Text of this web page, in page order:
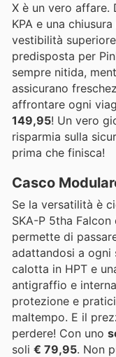
X è un vero affare.
KPA e una
vestibilità
predisposta per
sempre nitida,
assicurano
affrontare ogni
149,95! Un vero
risparmia sulla
prima che finisca!
Casco
Se la versatilità è
SKA-P 5tha
permette di
adattandosi a ogni
calotta in HPT e
antigraffio e
protezione e
maltempo. E il
perdere! Con uno
soli € 79,95. Non